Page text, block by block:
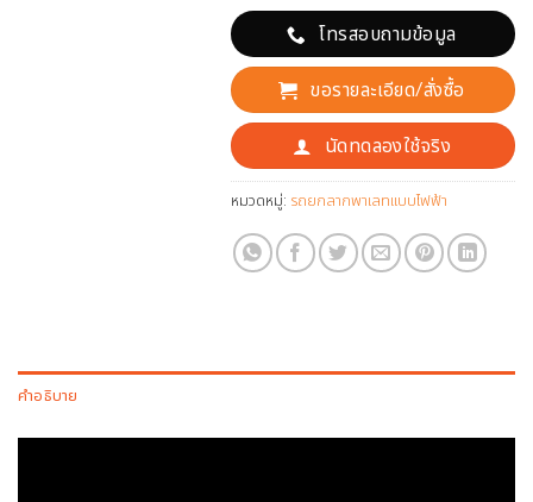
โทรสอบถามข้อมูล
ขอรายละเอียด/สั่งซื้อ
นัดทดลองใช้จริง
หมวดหมู่: รถยกลากพาเลทแบบไฟฟ้า
คำอธิบาย